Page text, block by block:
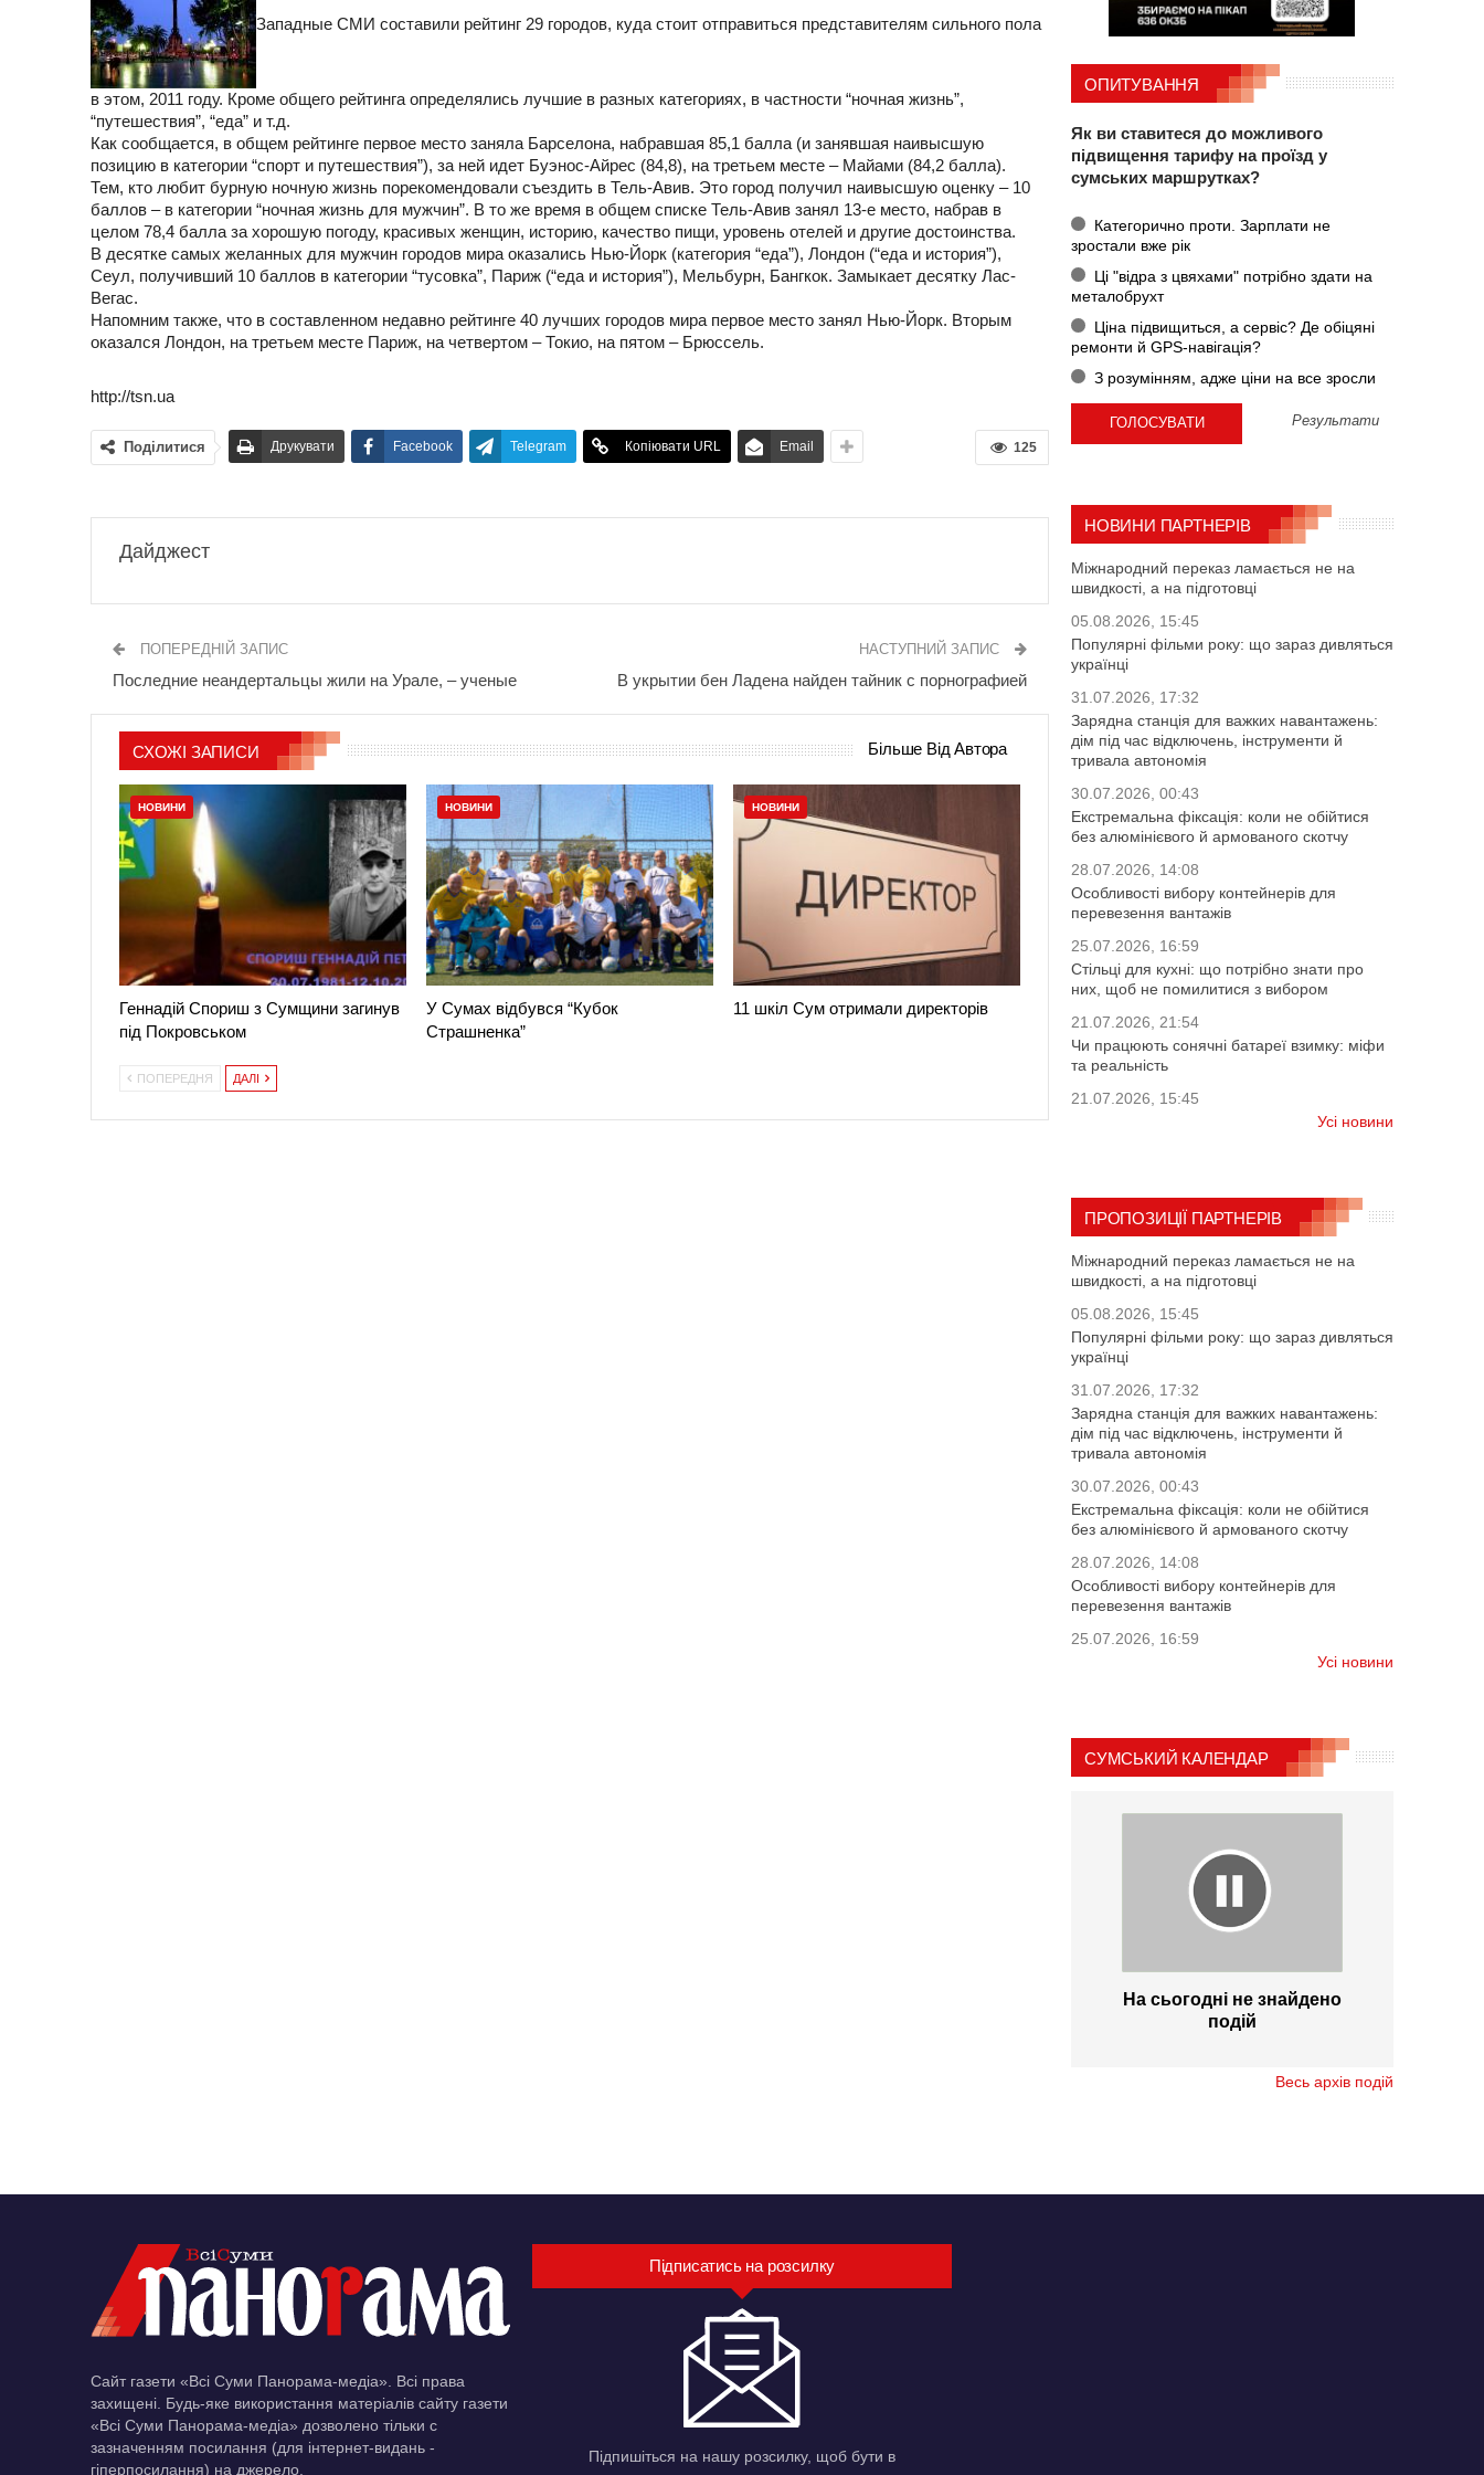
Западные СМИ составили рейтинг 29 городов, куда стоит отправиться представителям сильного пола
в этом, 2011 году. Кроме общего рейтинга определялись лучшие в разных категориях, в частности “ночная жизнь”,
“путешествия”, “еда” и т.д.
Как сообщается, в общем рейтинге первое место заняла Барселона, набравшая 85,1 балла (и занявшая наивысшую
позицию в категории “спорт и путешествия”), за ней идет Буэнос-Айрес (84,8), на третьем месте – Майами (84,2 балла).
Тем, кто любит бурную ночную жизнь порекомендовали съездить в Тель-Авив. Это город получил наивысшую оценку – 10
баллов – в категории “ночная жизнь для мужчин”. В то же время в общем списке Тель-Авив занял 13-е место, набрав в
целом 78,4 балла за хорошую погоду, красивых женщин, историю, качество пищи, уровень отелей и другие достоинства.
В десятке самых желанных для мужчин городов мира оказались Нью-Йорк (категория “еда”), Лондон (“еда и история”),
Сеул, получивший 10 баллов в категории “тусовка”, Париж (“еда и история”), Мельбурн, Бангкок. Замыкает десятку Лас-
Вегас.
Напомним также, что в составленном недавно рейтинге 40 лучших городов мира первое место занял Нью-Йорк. Вторым
оказался Лондон, на третьем месте Париж, на четвертом – Токио, на пятом – Брюссель.
http://tsn.ua
125
Поділитися Друкувати Facebook Telegram Копіювати URL Email
Дайджест
ПОПЕРЕДНІЙ ЗАПИС
Последние неандертальцы жили на Урале, – ученые
НАСТУПНИЙ ЗАПИС
В укрытии бен Ладена найден тайник с порнографией
СХОЖІ ЗАПИСИ Більше Від Автора
НОВИНИ
Геннадій Спориш з Сумщини загинув
під Покровськом
НОВИНИ
У Сумах відбувся “Кубок
Страшненка”
НОВИНИ
11 шкіл Сум отримали директорів
ПОПЕРЕДНЯ ДАЛІ
ОПИТУВАННЯ
Як ви ставитеся до можливого
підвищення тарифу на проїзд у
сумських маршрутках?
Категорично проти. Зарплати не
зростали вже рік
Ці "відра з цвяхами" потрібно здати на
металобрухт
Ціна підвищиться, а сервіс? Де обіцяні
ремонти й GPS-навігація?
З розумінням, адже ціни на все зросли
Результати
НОВИНИ ПАРТНЕРІВ
Міжнародний переказ ламається не на
швидкості, а на підготовці
05.08.2026, 15:45
Популярні фільми року: що зараз дивляться
українці
31.07.2026, 17:32
Зарядна станція для важких навантажень:
дім під час відключень, інструменти й
тривала автономія
30.07.2026, 00:43
Екстремальна фіксація: коли не обійтися
без алюмінієвого й армованого скотчу
28.07.2026, 14:08
Особливості вибору контейнерів для
перевезення вантажів
25.07.2026, 16:59
Стільці для кухні: що потрібно знати про
них, щоб не помилитися з вибором
21.07.2026, 21:54
Чи працюють сонячні батареї взимку: міфи
та реальність
21.07.2026, 15:45
Усі новини
ПРОПОЗИЦІЇ ПАРТНЕРІВ
Міжнародний переказ ламається не на
швидкості, а на підготовці
05.08.2026, 15:45
Популярні фільми року: що зараз дивляться
українці
31.07.2026, 17:32
Зарядна станція для важких навантажень:
дім під час відключень, інструменти й
тривала автономія
30.07.2026, 00:43
Екстремальна фіксація: коли не обійтися
без алюмінієвого й армованого скотчу
28.07.2026, 14:08
Особливості вибору контейнерів для
перевезення вантажів
25.07.2026, 16:59
Усі новини
СУМСЬКИЙ КАЛЕНДАР
На сьогодні не знайдено
подій
Весь архів подій
Сайт газети «Всі Суми Панорама-медіа». Всі права
захищені. Будь-яке використання матеріалів сайту газети
«Всі Суми Панорама-медіа» дозволено тільки c
зазначенням посилання (для інтернет-видань -
гіперпосилання) на джерело.
Підписатись на розсилку
Підпишіться на нашу розсилку, щоб бути в